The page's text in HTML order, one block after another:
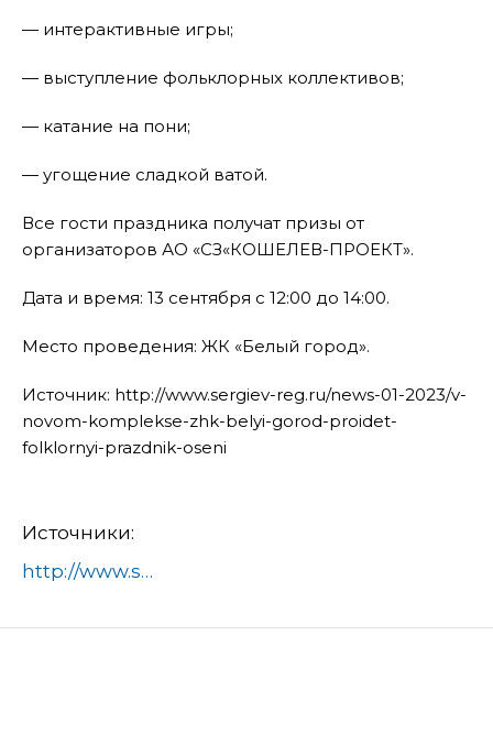
— интерактивные игры;
— выступление фольклорных коллективов;
— катание на пони;
— угощение сладкой ватой.
Все гости праздника получат призы от
организаторов АО «СЗ«КОШЕЛЕВ-ПРОЕКТ».
Дата и время: 13 сентября с 12:00 до 14:00.
Место проведения: ЖК «Белый город».
Источник: http://www.sergiev-reg.ru/news-01-2023/v-
novom-komplekse-zhk-belyi-gorod-proidet-
folklornyi-prazdnik-oseni
Источники:
http://www.sergiev-reg.ru/news-01-2023/v-novom-komplekse-zhk-belyi-gorod-proidet-folklornyi-prazdnik-oseni